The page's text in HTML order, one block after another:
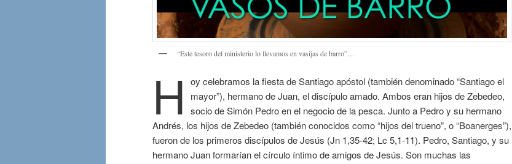
“Este tesoro del ministerio lo llevamos en vasijas de barro”…
H
oy celebramos la fiesta de Santiago apóstol (también denominado “Santiago el
mayor”), hermano de Juan, el discípulo amado. Ambos eran hijos de Zebedeo,
socio de Simón Pedro en el negocio de la pesca. Junto a Pedro y su hermano
Andrés, los hijos de Zebedeo (también conocidos como “hijos del trueno”, o “Boanerges”),
fueron de los primeros discípulos de Jesús (Jn 1,35-42; Lc 5,1-11). Pedro, Santiago, y su
hermano Juan formarían el círculo íntimo de amigos de Jesús. Son muchas las